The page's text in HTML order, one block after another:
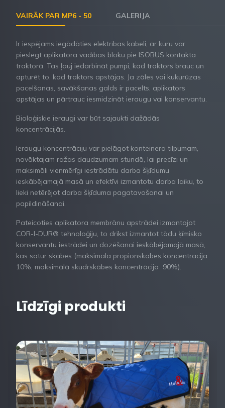
VAIRĀK PAR MP6 - 50 GALERIJA
Ir iespējams iegādāties elektrības kabeli, ar kuru var
pieslēgt aplikatora vadības bloku pie ISOBUS kontakta
traktorā. Tas ļauj iedarbināt pumpi, kad traktors brauc un
apturēt to, kad traktors apstājas. Ja zāles vai kukurūzas
pacelšanas, savākšanas galds ir pacelts, aplikators
apstājas un pārtrauc iesmidzināt ieraugu vai konservantu.
Bioloģiskie ieraugi var būt sajaukti dažādās
koncentrācijās.
Ieraugu koncentrāciju var pielāgot konteinera tilpumam,
novāktajam ražas daudzumam stundā, lai precīzi un
maksimāli vienmērīgi iestrādātu darba šķīdumu
ieskābējamajā masā un efektīvi izmantotu darba laiku, to
lieki netērējot darba šķīduma pagatavošanai un
papildināšanai.
Pateicoties aplikatora membrānu apstrādei izmantojot
COR-I-DUR® tehnoloģiju, to drīkst izmantot tādu ķīmisko
konservantu iestrādei un dozēšanai ieskābējamajā masā,
kas satur skābes (maksimālā propionskābes koncentrācija
10%, maksimālā skudrskābes koncentrācija 90%).
Līdzīgi produkti